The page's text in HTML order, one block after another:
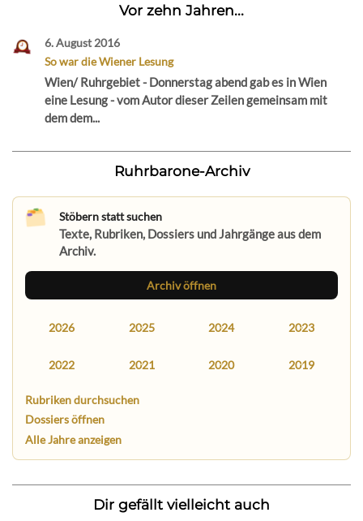
Vor zehn Jahren...
6. August 2016
So war die Wiener Lesung
Wien/ Ruhrgebiet - Donnerstag abend gab es in Wien
eine Lesung - vom Autor dieser Zeilen gemeinsam mit
dem dem...
Ruhrbarone-Archiv
Stöbern statt suchen
Texte, Rubriken, Dossiers und Jahrgänge aus dem
Archiv.
Archiv öffnen
2026 2025 2024 2023
2022 2021 2020 2019
Rubriken durchsuchen
Dossiers öffnen
Alle Jahre anzeigen
Dir gefällt vielleicht auch